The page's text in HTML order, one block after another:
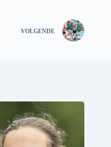
VOLGENDE